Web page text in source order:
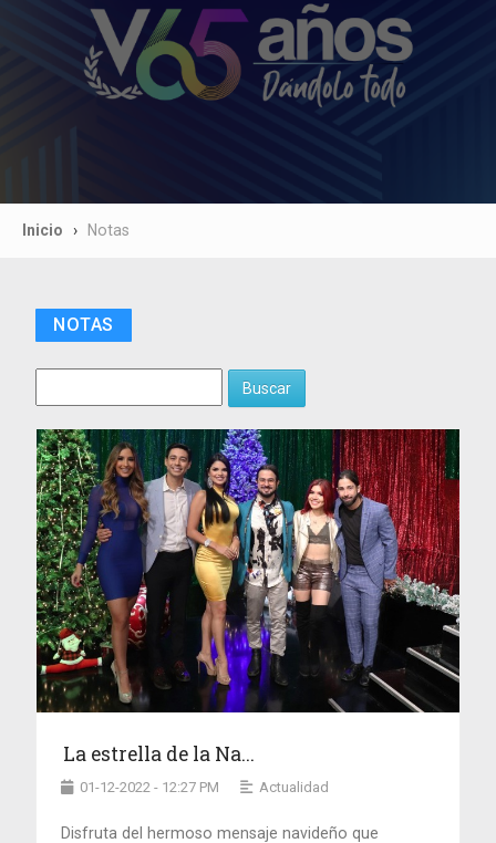
Inicio Notas
NOTAS
Buscar
La estrella de la Na...
01-12-2022 - 12:27 PM Actualidad
Disfruta del hermoso mensaje navideño que